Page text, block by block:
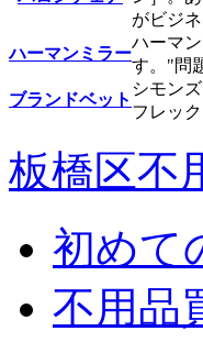
がビジ
ハーマンミラー
ハーマ
す。"問
ブランドベット
シモン
フレッ
板橋区不
初めて
不用品